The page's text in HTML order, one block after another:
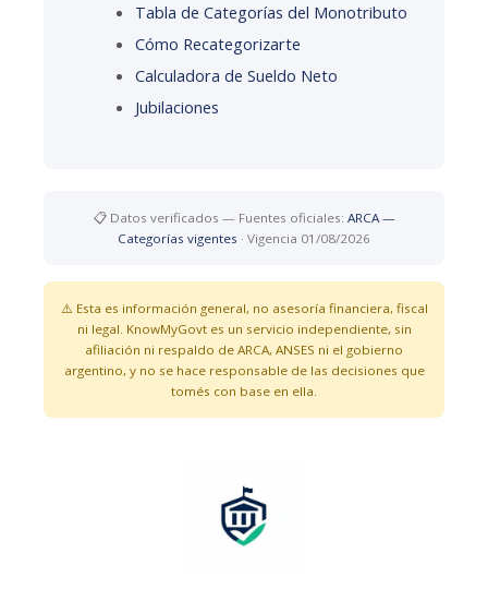
Tabla de Categorías del Monotributo
Cómo Recategorizarte
Calculadora de Sueldo Neto
Jubilaciones
📋 Datos verificados — Fuentes oficiales: ARCA —
Categorías vigentes · Vigencia 01/08/2026
⚠️ Esta es información general, no asesoría financiera, fiscal
ni legal. KnowMyGovt es un servicio independiente, sin
afiliación ni respaldo de ARCA, ANSES ni el gobierno
argentino, y no se hace responsable de las decisiones que
tomés con base en ella.